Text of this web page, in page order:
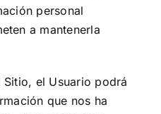
personal
a mantenerla
el Usuario podrá
que nos ha